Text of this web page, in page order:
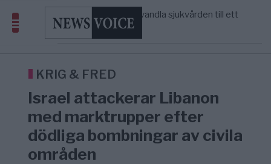
5/8
S och KD vill omvandla sjukvården till ett
geografiskt apartheidsystem
AFRIKA
Massiv anstormning till Ceuta – Misstankar
America” – Finally
KRIG & FRED
Israel attackerar Libanon
med marktrupper efter
dödliga bombningar av civila
områden